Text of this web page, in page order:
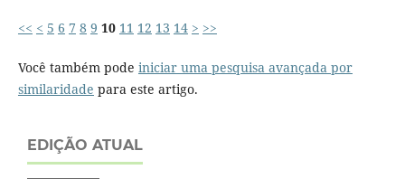
<< < 5 6 7 8 9 10 11 12 13 14 > >>
Você também pode iniciar uma pesquisa avançada por
similaridade para este artigo.
EDIÇÃO ATUAL